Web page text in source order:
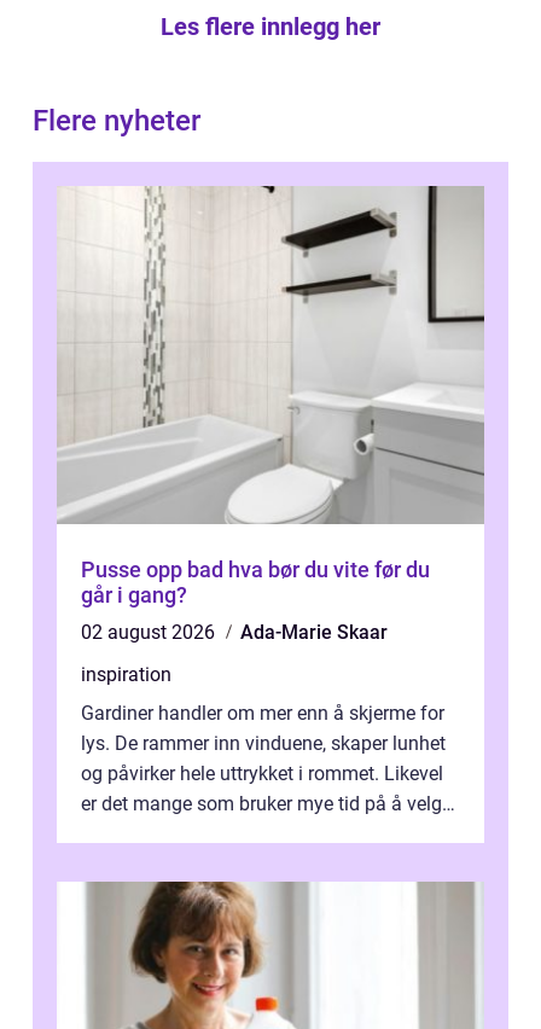
Les flere innlegg her
Flere nyheter
Pusse opp bad hva bør du vite før du
går i gang?
02 august 2026
Ada-Marie Skaar
inspiration
Gardiner handler om mer enn å skjerme for
lys. De rammer inn vinduene, skaper lunhet
og påvirker hele uttrykket i rommet. Likevel
er det mange som bruker mye tid på å velge